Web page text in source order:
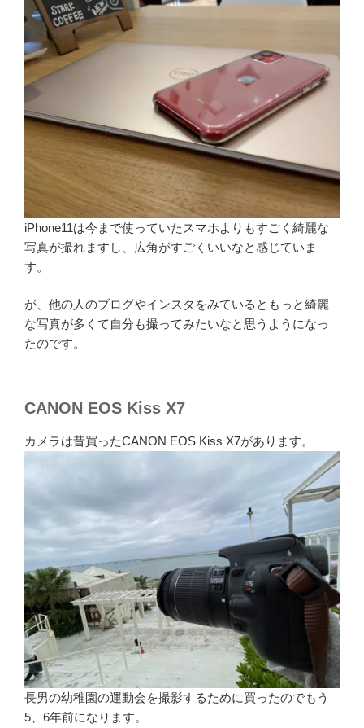
iPhone11は今まで使っていたスマホよりもすごく綺麗な
写真が撮れますし、広角がすごくいいなと感じていま
す。
が、他の人のブログやインスタをみているともっと綺麗
な写真が多くて自分も撮ってみたいなと思うようになっ
たのです。
CANON EOS Kiss X7
カメラは昔買ったCANON EOS Kiss X7があります。
長男の幼稚園の運動会を撮影するために買ったのでもう
5、6年前になります。